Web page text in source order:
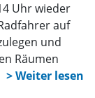
Uhr wieder
auf
und
Räumen